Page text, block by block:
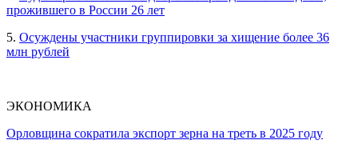
прожившего в России 26 лет
5. Осуждены участники группировки за хищение более 36
млн рублей
ЭКОНОМИКА
Орловщина сократила экспорт зерна на треть в 2025 году